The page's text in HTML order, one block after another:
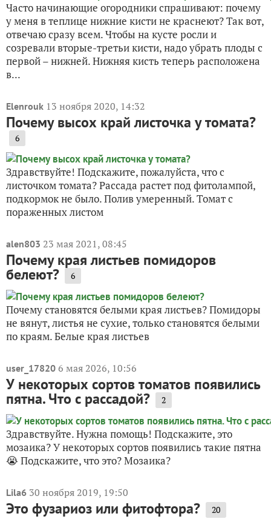
Часто начинающие огородники спрашивают: почему
у меня в теплице нижние кисти не краснеют? Так вот,
отвечаю сразу всем. Чтобы на кусте росли и
созревали вторые-третьи кисти, надо убрать плоды с
первой – нижней. Нижняя кисть теперь расположена
в...
Elenrouk 13 ноября 2020, 14:32
Почему высох край листочка у томата?
6
Здравствуйте! Подскажите, пожалуйста, что с
листочком томата? Рассада растет под фитолампой,
подкормок не было. Полив умеренный. Томат с
пораженных листом
alen803 23 мая 2021, 08:45
Почему края листьев помидоров
белеют? 6
Почему становятся белыми края листьев? Помидоры
не вянут, листья не сухие, только становятся белыми
по краям. Белые края листьев
user_17820 6 мая 2026, 10:56
У некоторых сортов томатов появились
пятна. Что с рассадой? 2
Здравствуйте. Нужна помощь! Подскажите, это
мозаика? У некоторых сортов появились такие пятна
😭 Подскажите, что это? Мозаика?
Lila6 30 ноября 2019, 19:50
Это фузариоз или фитофтора? 20